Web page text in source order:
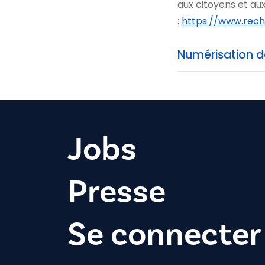
aux citoyens et
: https://
Numérisation
Jobs
Presse
Se connecter